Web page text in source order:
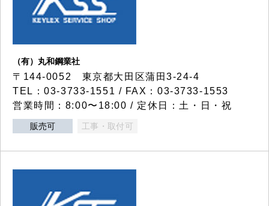
（有）丸和鋼業社
〒144-0052 東京都大田区蒲田3-24-4
TEL：03-3733-1551 / FAX：03-3733-1553
営業時間：8:00〜18:00 / 定休日：土・日・祝
販売可 工事・取付可